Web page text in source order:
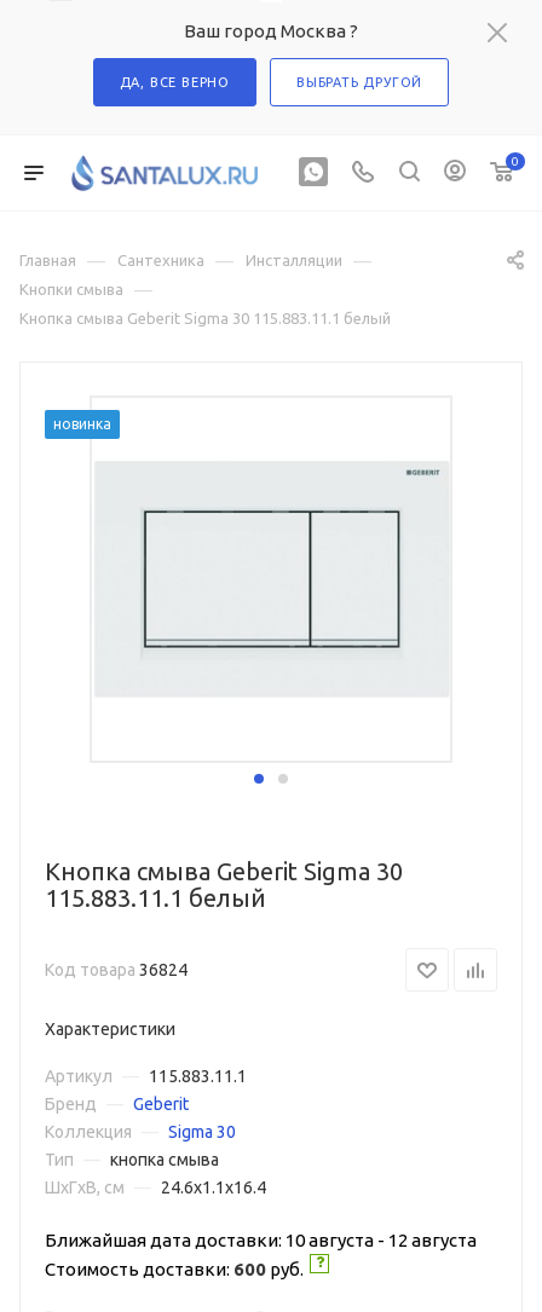
Ваш город Москва ?
ДА, ВСЕ ВЕРНО ВЫБРАТЬ ДРУГОЙ
0
Главная — Сантехника — Инсталляции —
Кнопки смыва —
Кнопка смыва Geberit Sigma 30 115.883.11.1 белый
новинка
Кнопка смыва Geberit Sigma 30
115.883.11.1 белый
Код товара 36824
Характеристики
Артикул
115.883.11.1
Бренд
Geberit
Коллекция
Sigma 30
Тип
кнопка смыва
ШxГxВ, см
24.6x1.1x16.4
Ближайшая дата доставки: 10 августа - 12 августа
Стоимость доставки: 600 руб.